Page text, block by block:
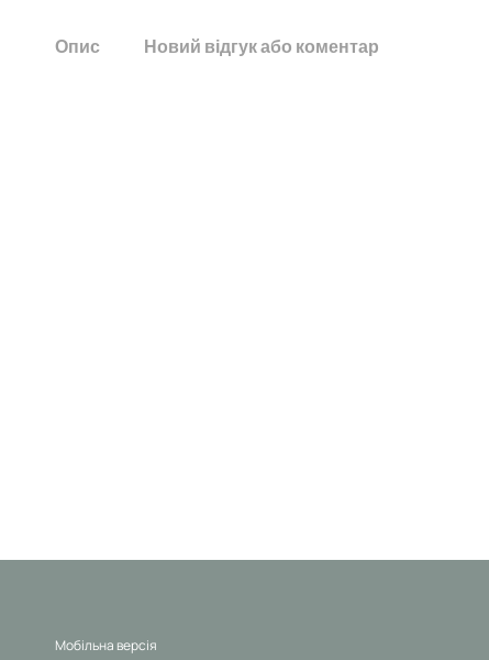
Опис Новий відгук або коментар
Мобільна версія